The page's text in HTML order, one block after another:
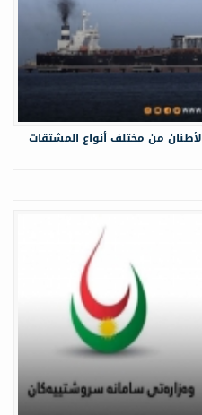
من مختلف أنواع المشتقات